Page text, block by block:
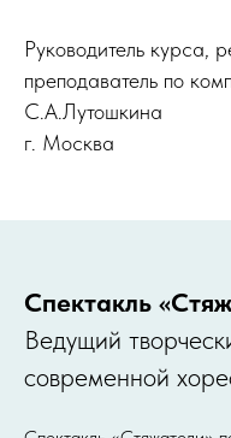
Руководитель курса,
преподаватель по
С.А.Лутошкина
г. Москва
Спектакль
Ведущий
современной